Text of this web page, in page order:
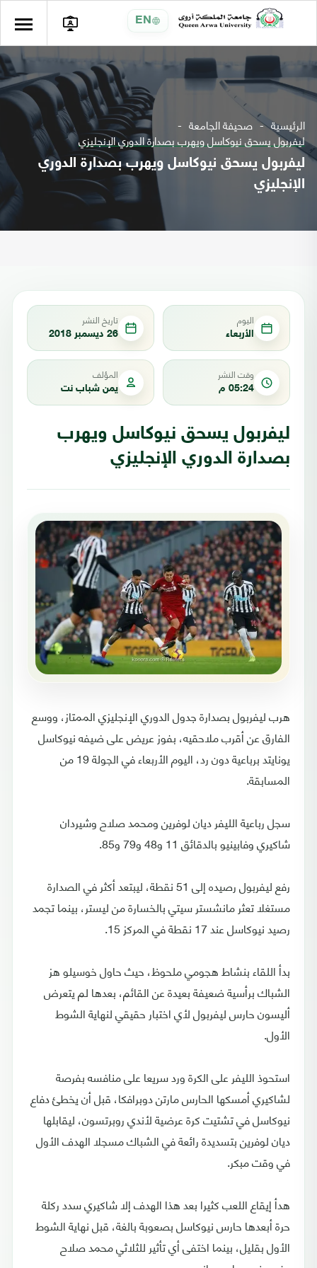
EN
الرئيسية صحيفة الجامعة
ليفربول يسحق نيوكاسل ويهرب بصدارة الدوري الإنجليزي
ليفربول يسحق نيوكاسل ويهرب بصدارة الدوري
الإنجليزي
اليوم
الأربعاء
تاريخ النشر
26 ديسمبر 2018
وقت النشر
05:24 م
المؤلف
يمن شباب نت
ليفربول يسحق نيوكاسل ويهرب
بصدارة الدوري الإنجليزي
هرب ليفربول بصدارة جدول الدوري الإنجليزي الممتاز، ووسع
الفارق عن أقرب ملاحقيه، بفوز عريض على ضيفه نيوكاسل
يونايتد برباعية دون رد، اليوم الأربعاء في الجولة 19 من
المسابقة.
سجل رباعية الليفر ديان لوفرين ومحمد صلاح وشيردان
شاكيري وفابينيو بالدقائق 11 و48 و79 و85.
رفع ليفربول رصيده إلى 51 نقطة، ليبتعد أكثر في الصدارة
مستغلا تعثر مانشستر سيتي بالخسارة من ليستر، بينما تجمد
رصيد نيوكاسل عند 17 نقطة في المركز 15.
بدأ اللقاء بنشاط هجومي ملحوظ، حيث حاول خوسيلو هز
الشباك برأسية ضعيفة بعيدة عن القائم، بعدها لم يتعرض
أليسون حارس ليفربول لأي اختبار حقيقي لنهاية الشوط
الأول.
استحوذ الليفر على الكرة ورد سريعا على منافسه بفرصة
لشاكيري أمسكها الحارس مارتن دوبرافكا، قبل أن يخطئ دفاع
نيوكاسل في تشتيت كرة عرضية لأندي روبرتسون، ليقابلها
ديان لوفرين بتسديدة رائعة في الشباك مسجلا الهدف الأول
في وقت مبكر.
هدأ إيقاع اللعب كثيرا بعد هذا الهدف إلا شاكيري سدد ركلة
حرة أبعدها حارس نيوكاسل بصعوبة بالغة، قبل نهاية الشوط
الأول بقليل، بينما اختفى أي تأثير للثلاثي محمد صلاح